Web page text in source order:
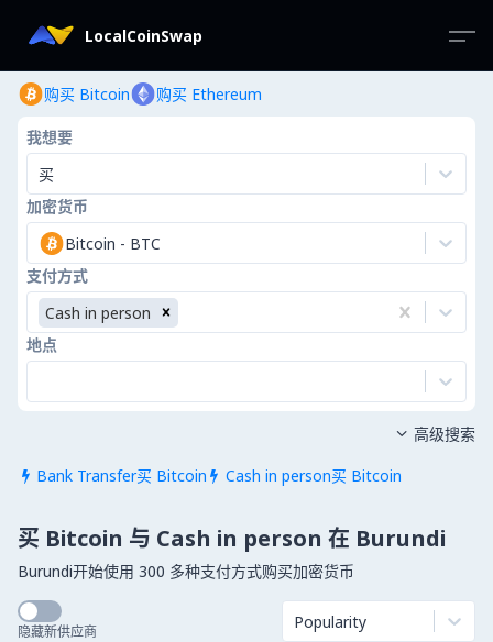
LocalCoinSwap
购买 Bitcoin 购买 Ethereum
我想要
买
加密货币
Bitcoin - BTC
支付方式
Cash in person
地点
 Bank Transfer买 Bitcoin  Cash in person买 Bitcoin
 高级搜索
买 Bitcoin 与 Cash in person 在 Burundi
Burundi开始使用 300 多种支付方式购买加密货币
隐藏新供应商 Popularity